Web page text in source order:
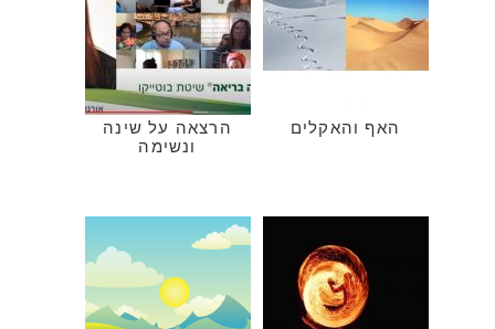
האף והאקלים
הרצאה על שינה
ונשימה